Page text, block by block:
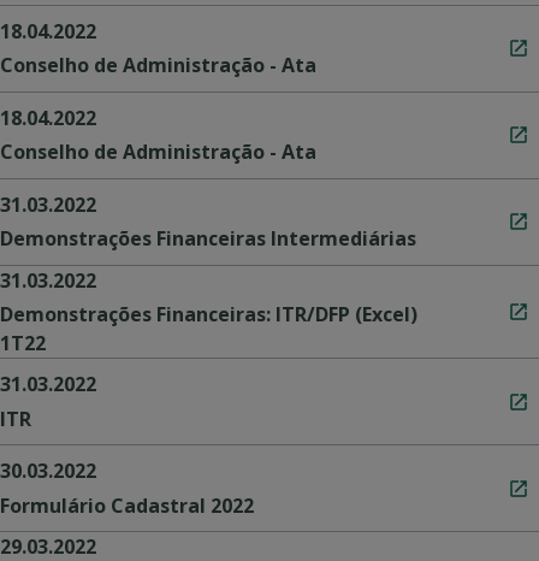
18.04.2022
Conselho de Administração - Ata
18.04.2022
Conselho de Administração - Ata
31.03.2022
Demonstrações Financeiras Intermediárias
31.03.2022
Demonstrações Financeiras: ITR/DFP (Excel)
1T22
31.03.2022
ITR
30.03.2022
Formulário Cadastral 2022
29.03.2022